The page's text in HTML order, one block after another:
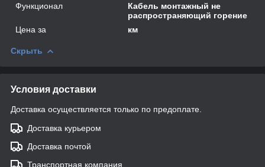
Функционал
Кабель монтажный не
распространяющий горение
Цена за
км
Скрыть
Условия доставки
Доставка осуществляется только по предоплате.
Доставка курьером
Доставка почтой
Транспортная компания